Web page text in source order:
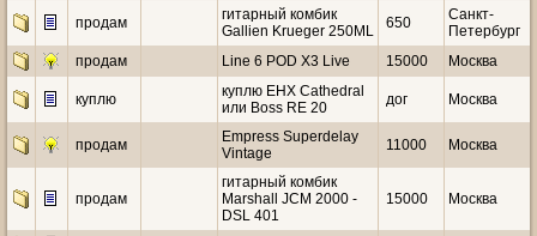
продам
гитарный комбик
Gallien Krueger 250ML
650
Санкт-
Петербург
продам
Line 6 POD X3 Live 15000 Москва
куплю
куплю EHX Cathedral
или Boss RE 20
дог Москва
продам
Empress Superdelay
Vintage
11000 Москва
продам
гитарный комбик
Marshall JCM 2000 -
DSL 401
15000 Москва